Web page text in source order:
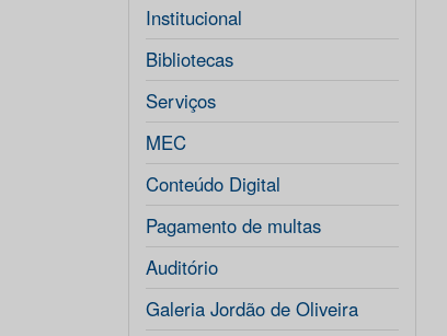
Institucional
Bibliotecas
Serviços
MEC
Conteúdo Digital
Pagamento de multas
Auditório
Galeria Jordão de Oliveira